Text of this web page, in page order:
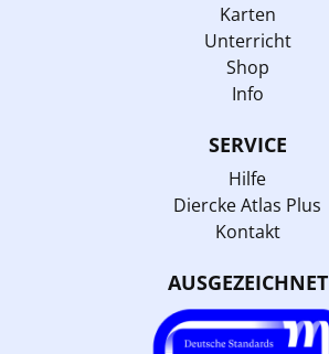
Karten
Unterricht
Shop
Info
SERVICE
Hilfe
Diercke Atlas Plus
Kontakt
AUSGEZEICHNET